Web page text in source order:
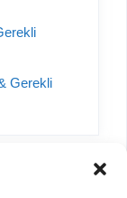
Gerekli